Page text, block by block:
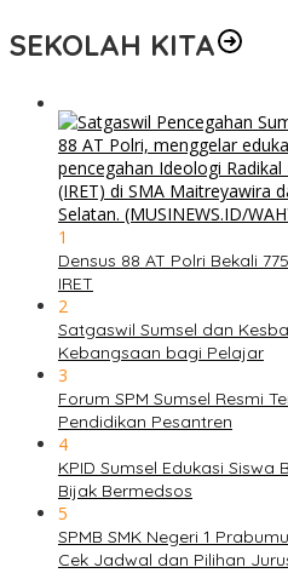
SEKOLAH KITA
1
Densus 88 AT Polri Bekali
IRET
2
Satgaswil Sumsel dan
Kebangsaan bagi Pelajar
3
Forum SPM Sumsel Resmi
Pendidikan Pesantren
4
KPID Sumsel Edukasi Siswa
Bijak Bermedsos
5
SPMB SMK Negeri 1
Cek Jadwal dan Pilihan